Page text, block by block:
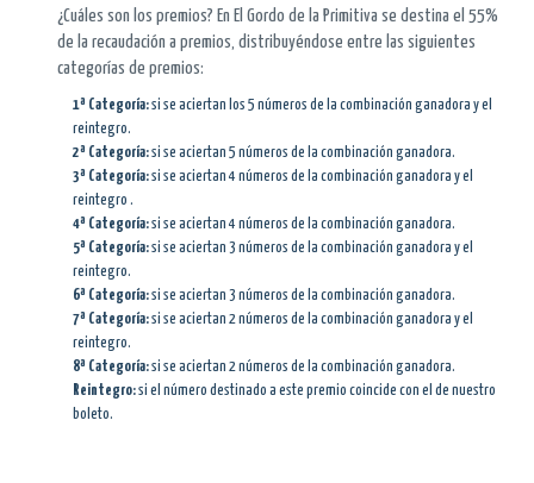
¿Cuáles son los premios? En El Gordo de la Primitiva se destina el 55%
de la recaudación a premios, distribuyéndose entre las siguientes
categorías de premios:
1ª Categoría:si se aciertan los 5 números de la combinación ganadora y el
reintegro.
2ª Categoría:si se aciertan 5 números de la combinación ganadora.
3ª Categoría:si se aciertan 4 números de la combinación ganadora y el
reintegro .
4ª Categoría:si se aciertan 4 números de la combinación ganadora.
5ª Categoría:si se aciertan 3 números de la combinación ganadora y el
reintegro.
6ª Categoría:si se aciertan 3 números de la combinación ganadora.
7ª Categoría:si se aciertan 2 números de la combinación ganadora y el
reintegro.
8ª Categoría:si se aciertan 2 números de la combinación ganadora.
Reintegro:si el número destinado a este premio coincide con el de nuestro
boleto.